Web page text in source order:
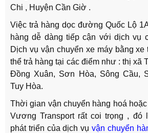
Chi , Huyện Cần Giờ .
Việc trả hàng dọc đường Quốc Lộ
hàng dễ dàng tiếp cận với dịch vụ
Dịch vụ vận chuyển xe máy bằng
thể trả hàng tại các điểm như : thị xã
Đồng Xuân, Sơn Hòa, Sông Cầu,
Tuy Hòa.
Thời gian vận chuyển hàng hoá
Vương Transport rất coi trọng , đó
phát triển của dịch vụvận chuyển